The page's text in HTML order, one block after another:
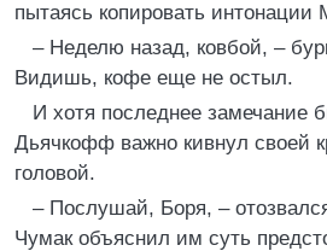
пытаясь копировать интонации
– Неделю назад, ковбой, –
Видишь, кофе еще не остыл.
И хотя последнее замечание
Дьячкофф важно кивнул своей
головой.
– Послушай, Боря, –
Чумак объяснил им суть